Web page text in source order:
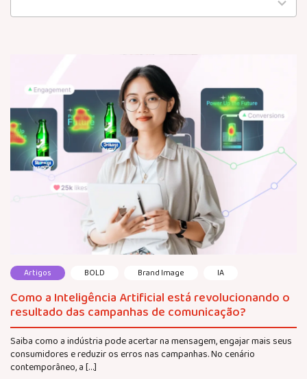
Artigos BOLD Brand Image IA
Como a Inteligência Artificial está revolucionando o
resultado das campanhas de comunicação?
Saiba como a indústria pode acertar na mensagem, engajar mais seus
consumidores e reduzir os erros nas campanhas. No cenário
contemporâneo, a […]